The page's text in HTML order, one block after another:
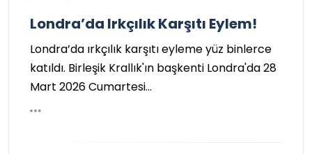
Londra’da Irkçılık Karşıtı Eylem!
Londra’da ırkçılık karşıtı eyleme yüz binlerce
katıldı. Birleşik Krallık'ın başkenti Londra'da 28
Mart 2026 Cumartesi…